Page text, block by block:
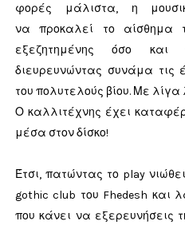
φορές μάλιστα, η
να προκαλεί το αίσθημα
εξεζητημένης όσο και
διευρευνώντας συνάμα τις
του πολυτελούς βίου. Με λίγα
Ο καλλιτέχνης έχει
μέσα στον δίσκο!
Έτσι, πατώντας το play
gothic club του Fhedesh και
που κάνει να εξερευνήσεις